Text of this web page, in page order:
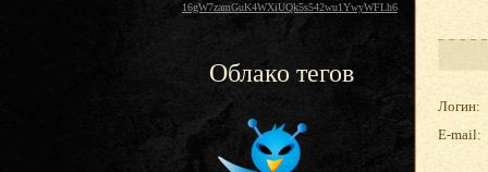
16gW7zamGuK4WXiUQk5s542wu1YwyWFLh6
Облако тегов
Логин:
E-mail: